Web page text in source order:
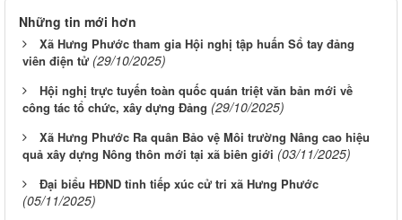
Những tin mới hơn
Xã Hưng Phước tham gia Hội nghị tập huấn Sổ tay đảng
viên điện tử (29/10/2025)
Hội nghị trực tuyến toàn quốc quán triệt văn bản mới về
công tác tổ chức, xây dựng Đảng (29/10/2025)
Xã Hưng Phước Ra quân Bảo vệ Môi trường Nâng cao hiệu
quả xây dựng Nông thôn mới tại xã biên giới (03/11/2025)
Đại biểu HĐND tỉnh tiếp xúc cử tri xã Hưng Phước
(05/11/2025)